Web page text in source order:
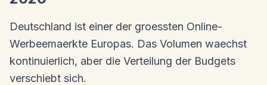
Deutschland ist einer der groessten Online-
Werbeemaerkte Europas. Das Volumen waechst
kontinuierlich, aber die Verteilung der Budgets
verschiebt sich.